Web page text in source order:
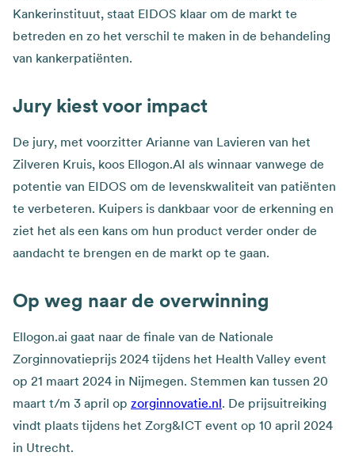
Kankerinstituut, staat EIDOS klaar om de markt te
betreden en zo het verschil te maken in de behandeling
van kankerpatiënten.
Jury kiest voor impact
De jury, met voorzitter Arianne van Lavieren van het
Zilveren Kruis, koos Ellogon.AI als winnaar vanwege de
potentie van EIDOS om de levenskwaliteit van patiënten
te verbeteren. Kuipers is dankbaar voor de erkenning en
ziet het als een kans om hun product verder onder de
aandacht te brengen en de markt op te gaan.
Op weg naar de overwinning
Ellogon.ai gaat naar de finale van de Nationale
Zorginnovatieprijs 2024 tijdens het Health Valley event
op 21 maart 2024 in Nijmegen. Stemmen kan tussen 20
maart t/m 3 april op zorginnovatie.nl. De prijsuitreiking
vindt plaats tijdens het Zorg&ICT event op 10 april 2024
in Utrecht.